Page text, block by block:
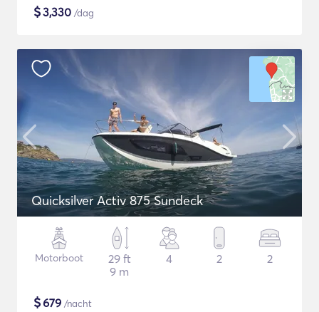
$3,330 /dag
Quicksilver Activ 875 Sundeck
Motorboot
29 ft
9 m
4 2 2
$679 /nacht